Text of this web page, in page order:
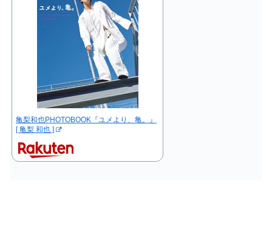
亀梨和也PHOTOBOOK『ユメより、亀。』
[ 亀梨 和也 ]